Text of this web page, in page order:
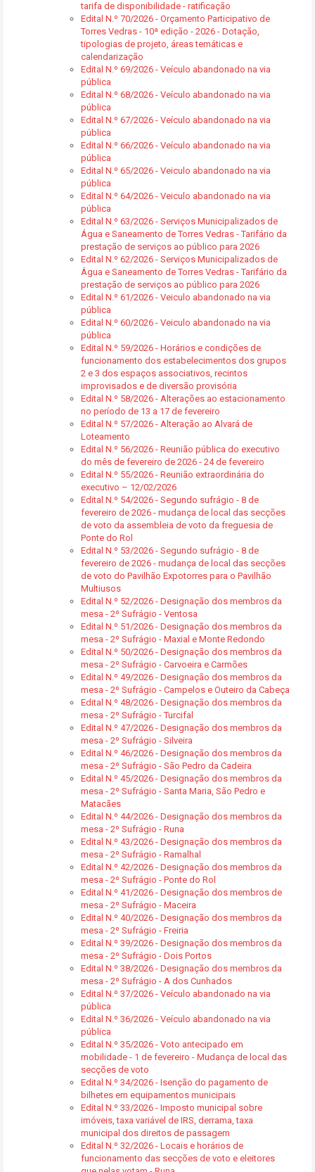
tarifa de disponibilidade - ratificação
Edital N.º 70/2026 - Orçamento Participativo de
Torres Vedras - 10ª edição - 2026 - Dotação,
tipologias de projeto, áreas temáticas e
calendarização
Edital N.º 69/2026 - Veículo abandonado na via
pública
Edital N.º 68/2026 - Veículo abandonado na via
pública
Edital N.º 67/2026 - Veículo abandonado na via
pública
Edital N.º 66/2026 - Veículo abandonado na via
pública
Edital N.º 65/2026 - Veiculo abandonado na via
pública
Edital N.º 64/2026 - Veiculo abandonado na via
pública
Edital N.º 63/2026 - Serviços Municipalizados de
Água e Saneamento de Torres Vedras - Tarifário da
prestação de serviços ao público para 2026
Edital N.º 62/2026 - Serviços Municipalizados de
Água e Saneamento de Torres Vedras - Tarifário da
prestação de serviços ao público para 2026
Edital N.º 61/2026 - Veiculo abandonado na via
pública
Edital N.º 60/2026 - Veiculo abandonado na via
pública
Edital N.º 59/2026 - Horários e condições de
funcionamento dos estabelecimentos dos grupos
2 e 3 dos espaços associativos, recintos
improvisados e de diversão provisória
Edital N.º 58/2026 - Alterações ao estacionamento
no período de 13 a 17 de fevereiro
Edital N.º 57/2026 - Alteração ao Alvará de
Loteamento
Edital N.º 56/2026 - Reunião pública do executivo
do mês de fevereiro de 2026 - 24 de fevereiro
Edital N.º 55/2026 - Reunião extraordinária do
executivo – 12/02/2026
Edital N.º 54/2026 - Segundo sufrágio - 8 de
fevereiro de 2026 - mudança de local das secções
de voto da assembleia de voto da freguesia de
Ponte do Rol
Edital N.º 53/2026 - Segundo sufrágio - 8 de
fevereiro de 2026 - mudança de local das secções
de voto do Pavilhão Expotorres para o Pavilhão
Multiusos
Edital N.º 52/2026 - Designação dos membros da
mesa - 2º Sufrágio - Ventosa
Edital N.º 51/2026 - Designação dos membros da
mesa - 2º Sufrágio - Maxial e Monte Redondo
Edital N.º 50/2026 - Designação dos membros da
mesa - 2º Sufrágio - Carvoeira e Carmões
Edital N.º 49/2026 - Designação dos membros da
mesa - 2º Sufrágio - Campelos e Outeiro da Cabeça
Edital N.º 48/2026 - Designação dos membros da
mesa - 2º Sufrágio - Turcifal
Edital N.º 47/2026 - Designação dos membros da
mesa - 2º Sufrágio - Silveira
Edital N.º 46/2026 - Designação dos membros da
mesa - 2º Sufrágio - São Pedro da Cadeira
Edital N.º 45/2026 - Designação dos membros da
mesa - 2º Sufrágio - Santa Maria, São Pedro e
Matacães
Edital N.º 44/2026 - Designação dos membros da
mesa - 2º Sufrágio - Runa
Edital N.º 43/2026 - Designação dos membros da
mesa - 2º Sufrágio - Ramalhal
Edital N.º 42/2026 - Designação dos membros da
mesa - 2º Sufrágio - Ponte do Rol
Edital N.º 41/2026 - Designação dos membros de
mesa - 2º Sufrágio - Maceira
Edital N.º 40/2026 - Designação dos membros da
mesa - 2º Sufrágio - Freiria
Edital N.º 39/2026 - Designação dos membros da
mesa - 2º Sufrágio - Dois Portos
Edital N.º 38/2026 - Designação dos membros da
mesa - 2º Sufrágio - A dos Cunhados
Edital N.º 37/2026 - Veículo abandonado na via
pública
Edital N.º 36/2026 - Veículo abandonado na via
pública
Edital N.º 35/2026 - Voto antecipado em
mobilidade - 1 de fevereiro - Mudança de local das
secções de voto
Edital N.º 34/2026 - Isenção do pagamento de
bilhetes em equipamentos municipais
Edital N.º 33/2026 - Imposto municipal sobre
imóveis, taxa variável de IRS, derrama, taxa
municipal dos direitos de passagem
Edital N.º 32/2026 - Locais e horários de
funcionamento das secções de voto e eleitores